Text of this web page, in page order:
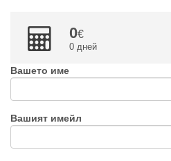
0
0 дней
Вашето име
Вашият имейл